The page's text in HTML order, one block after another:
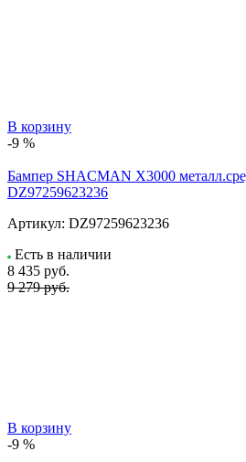
В корзину
-9 %
Бампер SHACMAN X3000
DZ97259623236
Артикул: DZ97259623236
Есть в наличии
8 435 руб.
9 279 руб.
В корзину
-9 %